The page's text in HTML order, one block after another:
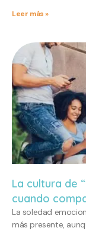
Leer más »
La cultura de
cuando
La soledad
más presente,